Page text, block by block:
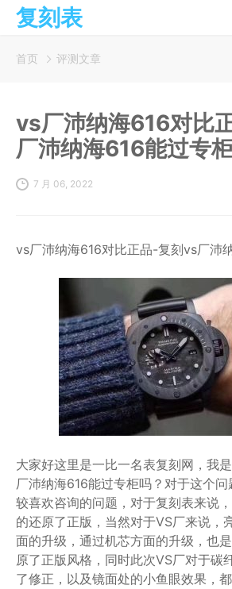
复刻表
首页 评测文章
vs厂沛纳海616对比
厂沛纳海616能过专
7 月 06, 2022
vs厂沛纳海616对比正品-复刻vs厂沛
大家好这里是一比一名表复刻网，我
厂沛纳海616能过专柜吗？对于这个
较喜欢咨询的问题，对于复刻表来说
的还原了正版，当然对于VS厂来说，
面的升级，通过机芯方面的升级，也
原了正版风格，同时此次VS厂对于碳
了修正，以及镜面处的小鱼眼效果，